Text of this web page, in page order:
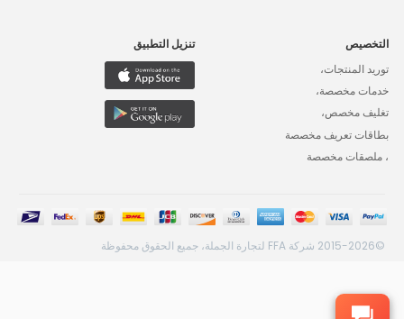
التخصيص
توريد المنتجات،
خدمات مخصصة،
تغليف مخصص،
بطاقات تعريف مخصصة
، ملصقات مخصصة
تنزيل التطبيق
©2015-2026 شركة FFA لتجارة الجملة، جميع الحقوق محفوظة